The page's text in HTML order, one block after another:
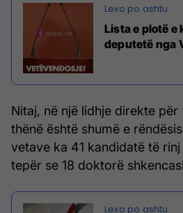
Lista e plotë e
deputetë nga
Nitaj, në një lidhje direkte për
thënë është shumë e
vetave ka 41 kandidatë të
tepër se 18 doktorë